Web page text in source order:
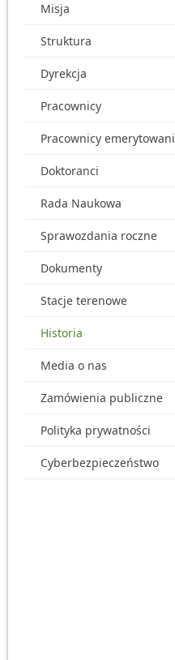
Misja
Struktura
Dyrekcja
Pracownicy
Pracownicy emerytowani
Doktoranci
Rada Naukowa
Sprawozdania roczne
Dokumenty
Stacje terenowe
Historia
Media o nas
Zamówienia publiczne
Polityka prywatności
Cyberbezpieczeństwo